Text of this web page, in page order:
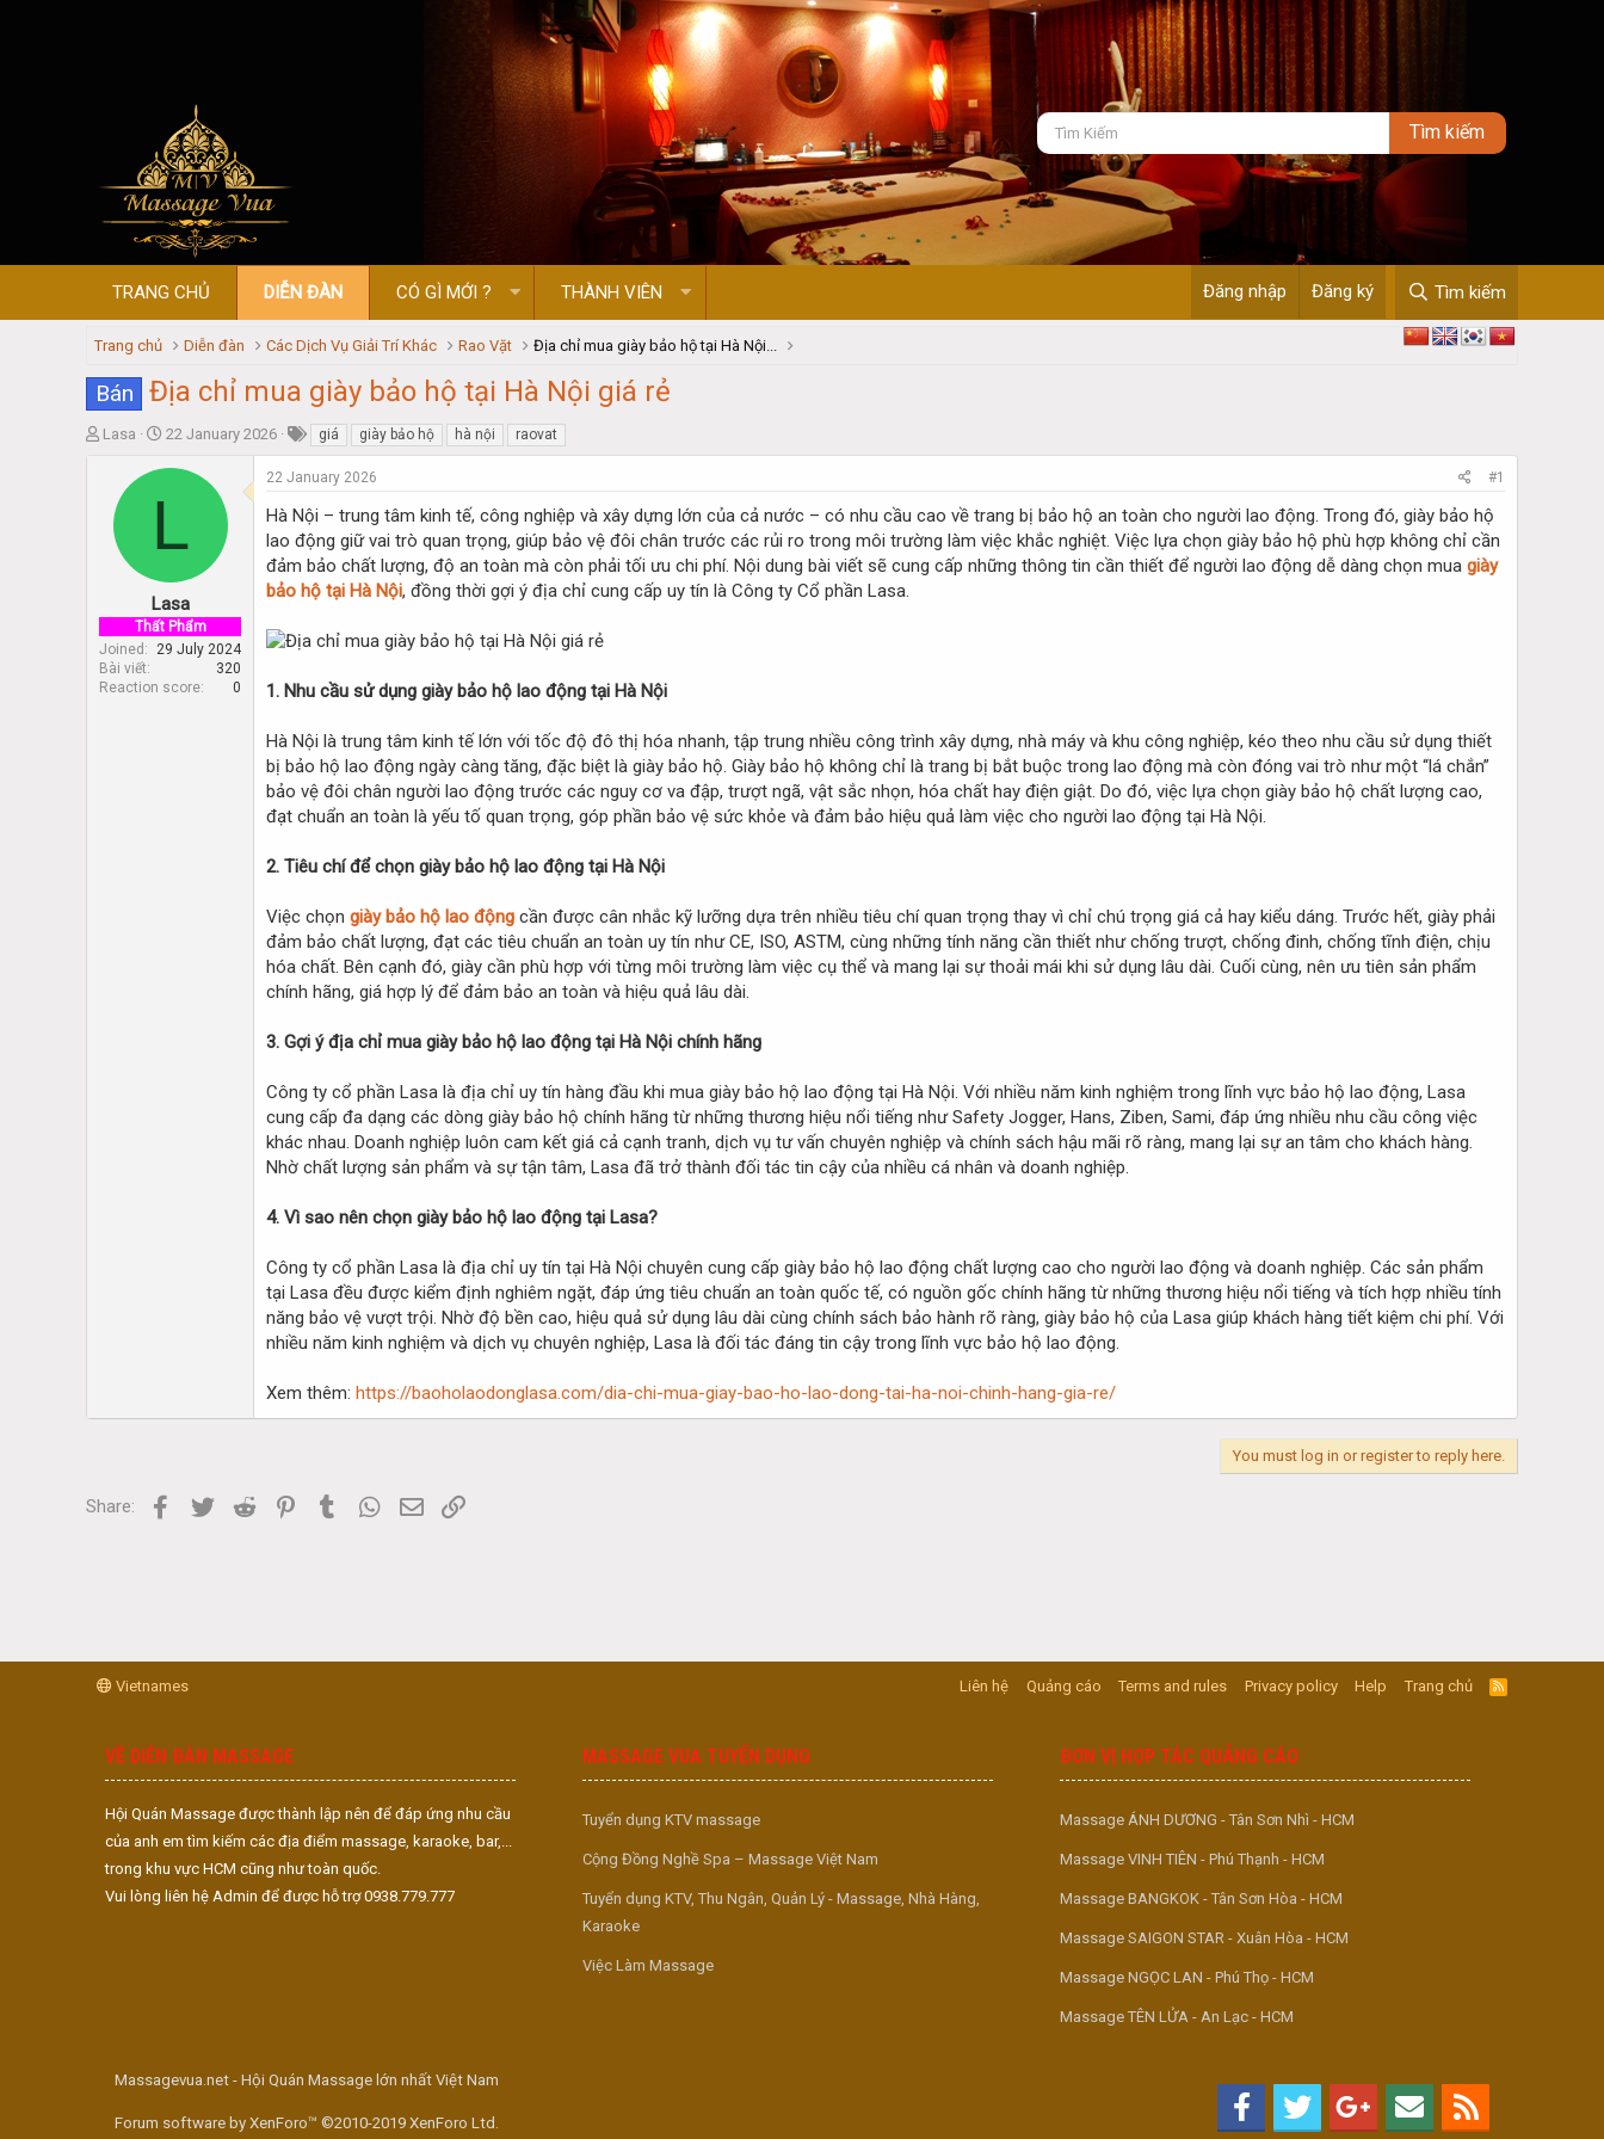
TRANG CHỦ DIỄN ĐÀN CÓ GÌ MỚI ? THÀNH VIÊN Đăng nhập Đăng ký Tìm kiếm
Trang chủ Diễn đàn Các Dịch Vụ Giải Trí Khác Rao Vặt Địa chỉ mua giày bảo hộ tại Hà Nội...
Bán Địa chỉ mua giày bảo hộ tại Hà Nội giá rẻ
T
t
e
r
Lasa
S
d
t
e
22 January 2026 giá giày bảo hộ hà nội raovat
L
Lasa
Thất Phẩm
Joined
29 July 2024
Bài viết
320
Reaction score
0
22 January 2026 #1
Hà Nội – trung tâm kinh tế, công nghiệp và xây dựng lớn của cả nước – có nhu cầu cao về trang bị bảo hộ an toàn cho người lao động. Trong đó, giày bảo hộ
lao động giữ vai trò quan trọng, giúp bảo vệ đôi chân trước các rủi ro trong môi trường làm việc khắc nghiệt. Việc lựa chọn giày bảo hộ phù hợp không chỉ cần
đảm bảo chất lượng, độ an toàn mà còn phải tối ưu chi phí. Nội dung bài viết sẽ cung cấp những thông tin cần thiết để người lao động dễ dàng chọn mua giày
bảo hộ tại Hà Nội, đồng thời gợi ý địa chỉ cung cấp uy tín là Công ty Cổ phần Lasa.
1. Nhu cầu sử dụng giày bảo hộ lao động tại Hà Nội
Hà Nội là trung tâm kinh tế lớn với tốc độ đô thị hóa nhanh, tập trung nhiều công trình xây dựng, nhà máy và khu công nghiệp, kéo theo nhu cầu sử dụng thiết
bị bảo hộ lao động ngày càng tăng, đặc biệt là giày bảo hộ. Giày bảo hộ không chỉ là trang bị bắt buộc trong lao động mà còn đóng vai trò như một “lá chắn”
bảo vệ đôi chân người lao động trước các nguy cơ va đập, trượt ngã, vật sắc nhọn, hóa chất hay điện giật. Do đó, việc lựa chọn giày bảo hộ chất lượng cao,
đạt chuẩn an toàn là yếu tố quan trọng, góp phần bảo vệ sức khỏe và đảm bảo hiệu quả làm việc cho người lao động tại Hà Nội.
2. Tiêu chí để chọn giày bảo hộ lao động tại Hà Nội
Việc chọn giày bảo hộ lao động cần được cân nhắc kỹ lưỡng dựa trên nhiều tiêu chí quan trọng thay vì chỉ chú trọng giá cả hay kiểu dáng. Trước hết, giày phải
đảm bảo chất lượng, đạt các tiêu chuẩn an toàn uy tín như CE, ISO, ASTM, cùng những tính năng cần thiết như chống trượt, chống đinh, chống tĩnh điện, chịu
hóa chất. Bên cạnh đó, giày cần phù hợp với từng môi trường làm việc cụ thể và mang lại sự thoải mái khi sử dụng lâu dài. Cuối cùng, nên ưu tiên sản phẩm
chính hãng, giá hợp lý để đảm bảo an toàn và hiệu quả lâu dài.
3. Gợi ý địa chỉ mua giày bảo hộ lao động tại Hà Nội chính hãng
Công ty cổ phần Lasa là địa chỉ uy tín hàng đầu khi mua giày bảo hộ lao động tại Hà Nội. Với nhiều năm kinh nghiệm trong lĩnh vực bảo hộ lao động, Lasa
cung cấp đa dạng các dòng giày bảo hộ chính hãng từ những thương hiệu nổi tiếng như Safety Jogger, Hans, Ziben, Sami, đáp ứng nhiều nhu cầu công việc
khác nhau. Doanh nghiệp luôn cam kết giá cả cạnh tranh, dịch vụ tư vấn chuyên nghiệp và chính sách hậu mãi rõ ràng, mang lại sự an tâm cho khách hàng.
Nhờ chất lượng sản phẩm và sự tận tâm, Lasa đã trở thành đối tác tin cậy của nhiều cá nhân và doanh nghiệp.
4. Vì sao nên chọn giày bảo hộ lao động tại Lasa?
Công ty cổ phần Lasa là địa chỉ uy tín tại Hà Nội chuyên cung cấp giày bảo hộ lao động chất lượng cao cho người lao động và doanh nghiệp. Các sản phẩm
tại Lasa đều được kiểm định nghiêm ngặt, đáp ứng tiêu chuẩn an toàn quốc tế, có nguồn gốc chính hãng từ những thương hiệu nổi tiếng và tích hợp nhiều tính
năng bảo vệ vượt trội. Nhờ độ bền cao, hiệu quả sử dụng lâu dài cùng chính sách bảo hành rõ ràng, giày bảo hộ của Lasa giúp khách hàng tiết kiệm chi phí. Với
nhiều năm kinh nghiệm và dịch vụ chuyên nghiệp, Lasa là đối tác đáng tin cậy trong lĩnh vực bảo hộ lao động.
Xem thêm: https://baoholaodonglasa.com/dia-chi-mua-giay-bao-ho-lao-dong-tai-ha-noi-chinh-hang-gia-re/
You must log in or register to reply here.
Share: Facebook
Twitter Reddit PinterestTumblr WhatsApp
Email
Vietnames Liên hệ Quảng cáo Terms and rules Privacy policy Help Trang chủ
R
S
VỀ DIỄN ĐÀN MASSAGE
Hội Quán Massage được thành lập nên để đáp ứng nhu cầu
của anh em tìm kiếm các địa điểm massage, karaoke, bar,...
trong khu vực HCM cũng như toàn quốc.
Vui lòng liên hệ Admin để được hỗ trợ 0938.779.777
MASSAGE VUA TUYỂN DỤNG
Tuyển dụng KTV massage
Cộng Đồng Nghề Spa – Massage Việt Nam
Tuyển dụng KTV, Thu Ngân, Quản Lý - Massage, Nhà Hàng,
Karaoke
Việc Làm Massage
ĐƠN VỊ HỢP TÁC QUẢNG CÁO
Massage ÁNH DƯƠNG - Tân Sơn Nhì - HCM
Massage VINH TIÊN - Phú Thạnh - HCM
Massage BANGKOK - Tân Sơn Hòa - HCM
Massage SAIGON STAR - Xuân Hòa - HCM
Massage NGỌC LAN - Phú Thọ - HCM
Massage TÊN LỬA - An Lạc - HCM
Massagevua.net - Hội Quán Massage lớn nhất Việt Nam
Forum software by XenForo™ ©2010-2019 XenForo Ltd.